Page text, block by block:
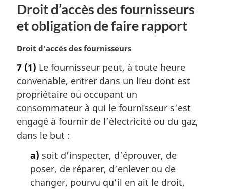
e
:Droit d’accès des fournisseurs
et obligation de faire rapport
N
t
e
m
a
g
i
Droit d’accès des fournisseurs
7 (1) Le fournisseur peut, à toute heure
convenable, entrer dans un lieu dont est
propriétaire ou occupant un
consommateur à qui le fournisseur s’est
engagé à fournir de l’électricité ou du gaz,
dans le but :
a) soit d’inspecter, d’éprouver, de
poser, de réparer, d’enlever ou de
changer, pourvu qu’il en ait le droit,